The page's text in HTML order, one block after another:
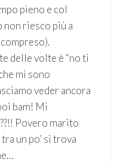
pieno e col
non riesco più a
delle volte è “no ti
mi sono
veder ancora
bam! Mi
Povero marito
un po’ si trova